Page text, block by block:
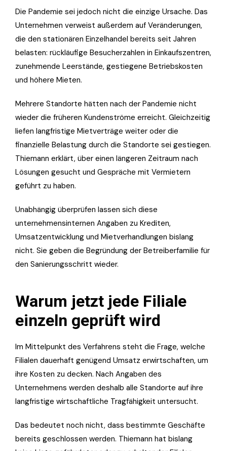
Die Pandemie sei jedoch nicht die einzige Ursache. Das
Unternehmen verweist außerdem auf Veränderungen,
die den stationären Einzelhandel bereits seit Jahren
belasten: rückläufige Besucherzahlen in Einkaufszentren,
zunehmende Leerstände, gestiegene Betriebskosten
und höhere Mieten.
Mehrere Standorte hätten nach der Pandemie nicht
wieder die früheren Kundenströme erreicht. Gleichzeitig
liefen langfristige Mietverträge weiter oder die
finanzielle Belastung durch die Standorte sei gestiegen.
Thiemann erklärt, über einen längeren Zeitraum nach
Lösungen gesucht und Gespräche mit Vermietern
geführt zu haben.
Unabhängig überprüfen lassen sich diese
unternehmensinternen Angaben zu Krediten,
Umsatzentwicklung und Mietverhandlungen bislang
nicht. Sie geben die Begründung der Betreiberfamilie für
den Sanierungsschritt wieder.
Warum jetzt jede Filiale
einzeln geprüft wird
Im Mittelpunkt des Verfahrens steht die Frage, welche
Filialen dauerhaft genügend Umsatz erwirtschaften, um
ihre Kosten zu decken. Nach Angaben des
Unternehmens werden deshalb alle Standorte auf ihre
langfristige wirtschaftliche Tragfähigkeit untersucht.
Das bedeutet noch nicht, dass bestimmte Geschäfte
bereits geschlossen werden. Thiemann hat bislang